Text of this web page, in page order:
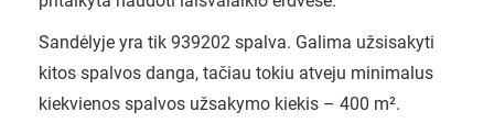
Sandėlyje yra tik 939202 spalva. Galima užsisakyti
kitos spalvos danga, tačiau tokiu atveju minimalus
kiekvienos spalvos užsakymo kiekis – 400 m².